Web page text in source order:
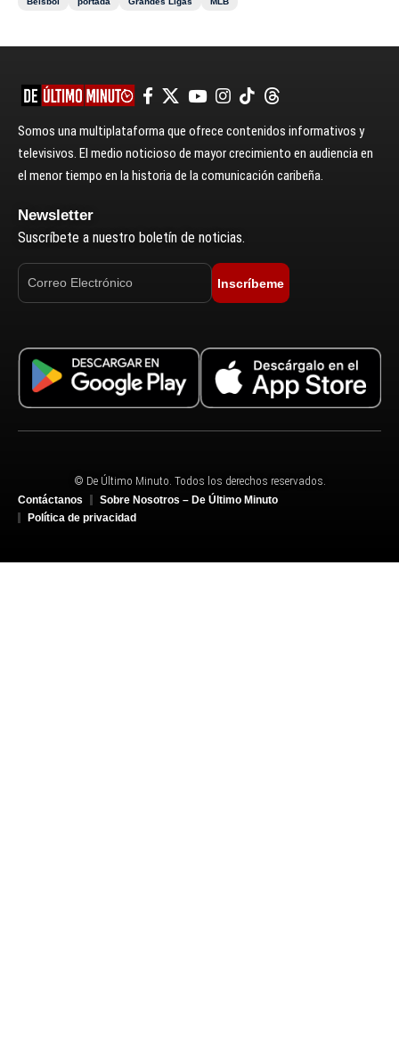
Somos una multiplataforma que ofrece contenidos informativos y
televisivos. El medio noticioso de mayor crecimiento en audiencia en
el menor tiempo en la historia de la comunicación caribeña.
Newsletter
Suscríbete a nuestro boletín de noticias.
Inscríbeme
© De Último Minuto. Todos los derechos reservados.
Contáctanos
Sobre Nosotros – De Último Minuto
Política de privacidad